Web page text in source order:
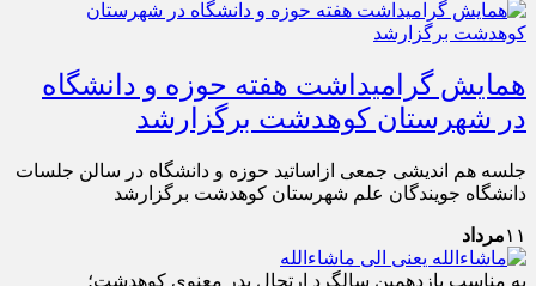
همایش گرامیداشت هفته حوزه و دانشگاه
در شهرستان کوهدشت برگزارشد
جلسه هم اندیشی جمعی ازاساتید حوزه و دانشگاه در سالن جلسات
دانشگاه جویندگان علم شهرستان کوهدشت برگزارشد
۱۱مرداد
به مناسب یازدهمین سالگرد ارتحال پدر معنوی کوهدشت؛